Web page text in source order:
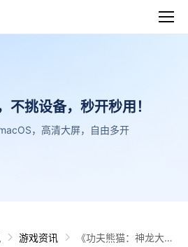
不挑设备，秒开秒用！
，高清大屏，自由多开
游戏资讯
《功夫熊猫：神龙大